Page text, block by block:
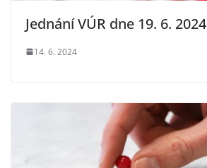
Jednání VÚR dne 19. 6. 2024
14. 6. 2024